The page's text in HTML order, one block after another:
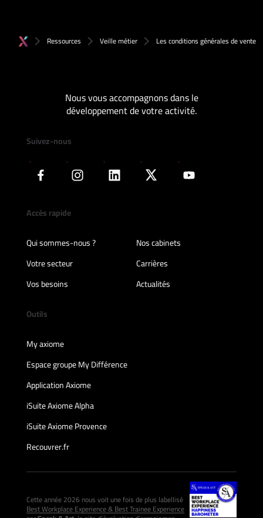
Ressources Veille métier Les conditions générales de vente
Nous vous accompagnons dans le
développement de votre activité.
Suivez-nous
Accès rapide
Qui sommes-nous ?
Nos cabinets
Votre secteur
Carrières
Vos besoins
Actualités
Outils
My axiome
Espace groupe My Différence
Application Axiome
iSuite Axiome Alpha
iSuite Axiome Provence
Recouvrer.fr
Cette année 2026 nous voit une fois de plus labellisé
Best Workplace Experience & Best Trainee Experience